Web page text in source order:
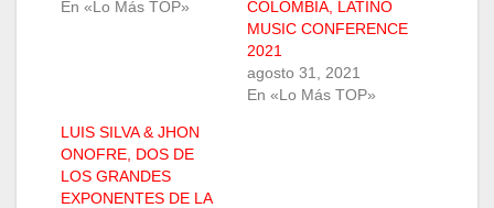
En «Lo Más TOP»
COLOMBIA, LATINO
MUSIC CONFERENCE
2021
agosto 31, 2021
En «Lo Más TOP»
LUIS SILVA & JHON
ONOFRE, DOS DE
LOS GRANDES
EXPONENTES DE LA